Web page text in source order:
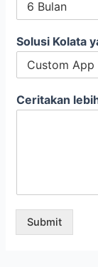
Solusi Kolata
Ceritakan
Submit